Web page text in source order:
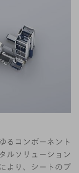
るコンポーネント
ルソリューション
より、シートのプ